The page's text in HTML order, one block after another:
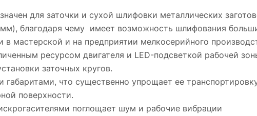
для заточки и сухой шлифовки металлических
благодаря чему имеет возможность шлифования
в мастерской и на предприятии мелкосерийного
ресурсом двигателя и LED-подсветкой рабочей
заточных кругов.
что существенно упрощает ее
поверхности.
поглощает шум и рабочие вибрации